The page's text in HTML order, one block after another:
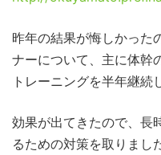
昨年の結果が悔しかった
ナーについて、主に体幹
トレーニングを半年継続
効果が出てきたので、長
るための対策を取りまし